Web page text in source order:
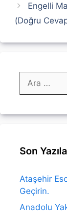
Engelli
(Doğru
ara
Son
Ataşehir
Geçirin.
Anadolu